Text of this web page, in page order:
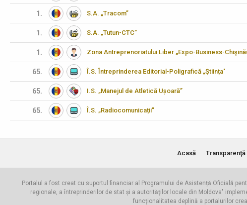
1. S.A. „Tracom”
1. S.A. „Tutun-CTC”
1. Zona Antreprenoriatului Liber „Expo-Business-
65. Î.S. Întreprinderea Editorial-Poligrafică „Știința"
65. I.S. „Manejul de Atletică Ușoară”
65. Î.S. „Radiocomunicații”
Acasă Transparenţă
Portalul a fost creat cu suportul financiar al Programului de Asistență Oficială
regionale, a întreprinderilor de stat și a autorităților locale din Moldova"
funcționalitatea deplină a portalurilor